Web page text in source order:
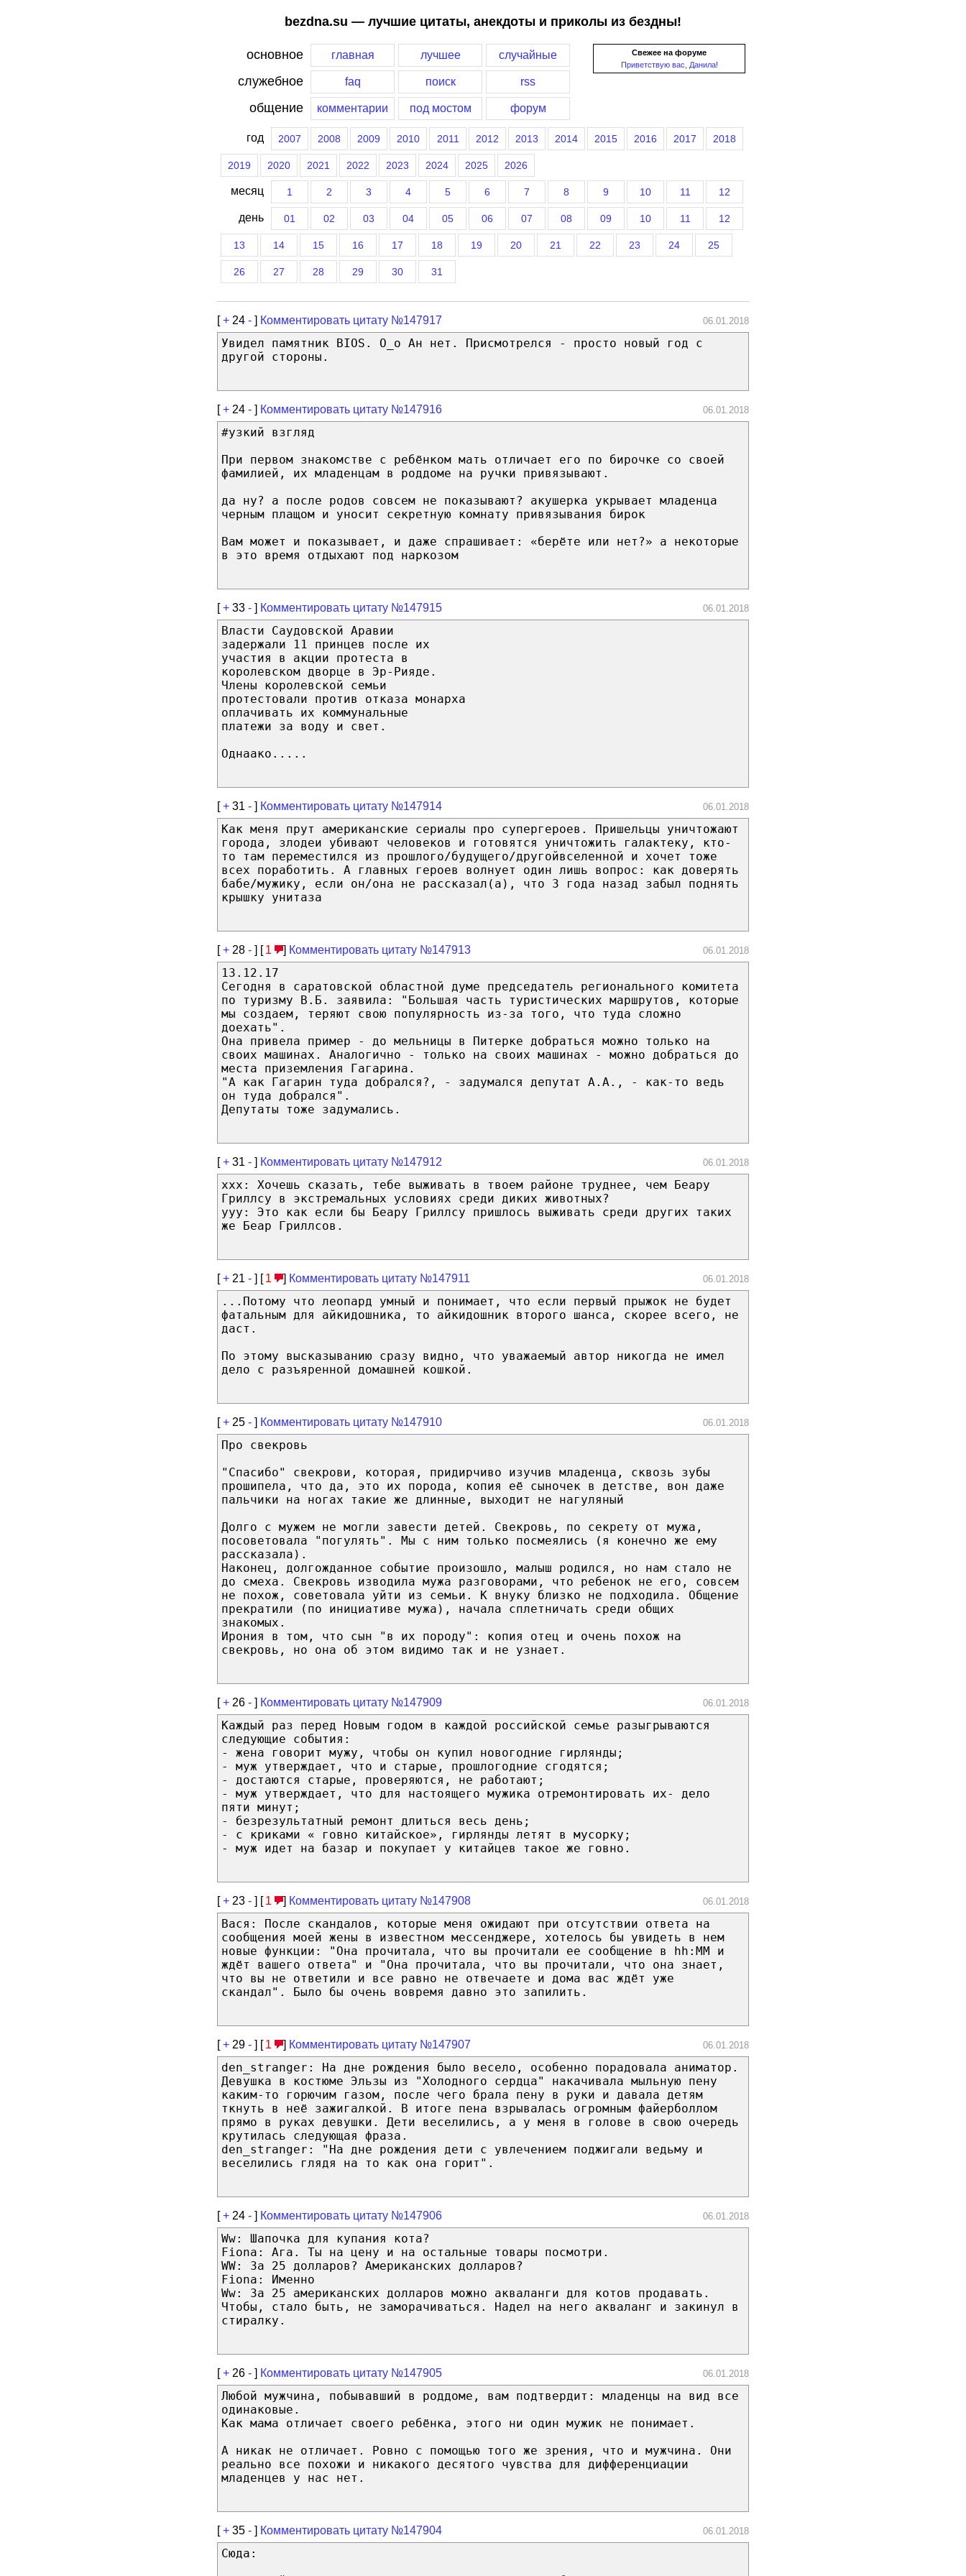
bezdna.su — лучшие цитаты, анекдоты и приколы из бездны!
Свежее на форуме
Приветствую вас, Данила!
основное главная лучшее случайные
служебное faq поиск rss
общение комментарии под мостом форум
год 2007 2008 2009 2010 2011 2012 2013 2014 2015 2016 2017 2018
2019 2020 2021 2022 2023 2024 2025 2026
месяц 1 2 3 4 5 6 7 8 9 10 11 12
день 01 02 03 04 05 06 07 08 09 10 11 12
13 14 15 16 17 18 19 20 21 22 23 24 25
26 27 28 29 30 31
[+ 24 - ] Комментировать цитату №147917 06.01.2018
Увидел памятник BIOS. О_о Ан нет. Присмотрелся - просто новый год с
другой стороны.
[+ 24 - ] Комментировать цитату №147916 06.01.2018
#узкий взгляд
При первом знакомстве c ребёнком мать отличает его по бирочке со своей
фамилией, их младенцам в роддоме на ручки привязывают.
да ну? а после родов совсем не показывают? акушерка укрывает младенца
черным плащом и уносит секретную комнату привязывания бирок
Вам может и показывает, и даже спрашивает: «берёте или нет?» а некоторые
в это время отдыхают под наркозом
[+ 33 - ] Комментировать цитату №147915 06.01.2018
Власти Саудовской Аравии
задержали 11 принцев после их
участия в акции протеста в
королевском дворце в Эр-Рияде.
Члены королевской семьи
протестовали против отказа монарха
оплачивать их коммунальные
платежи за воду и свет.
Однаако.....
[+ 31 - ] Комментировать цитату №147914 06.01.2018
Как меня прут американские сериалы про супергероев. Пришельцы уничтожают
города, злодеи убивают человеков и готовятся уничтожить галактеку, кто-
то там переместился из прошлого/будущего/другойвселенной и хочет тоже
всех поработить. А главных героев волнует один лишь вопрос: как доверять
бабе/мужику, если он/она не рассказал(а), что 3 года назад забыл поднять
крышку унитаза
[+ 28 - ] [ 1 ] Комментировать цитату №147913 06.01.2018
13.12.17
Сегодня в саратовской областной думе председатель регионального комитета
по туризму В.Б. заявила: "Большая часть туристических маршрутов, которые
мы создаем, теряют свою популярность из-за того, что туда сложно
доехать".
Она привела пример - до мельницы в Питерке добраться можно только на
своих машинах. Аналогично - только на своих машинах - можно добраться до
места приземления Гагарина.
"А как Гагарин туда добрался?, - задумался депутат А.А., - как-то ведь
он туда добрался".
Депутаты тоже задумались.
[+ 31 - ] Комментировать цитату №147912 06.01.2018
xxx: Хочешь сказать, тебе выживать в твоем районе труднее, чем Беару
Гриллсу в экстремальных условиях среди диких животных?
yyy: Это как если бы Беару Гриллсу пришлось выживать среди других таких
же Беар Гриллсов.
[+ 21 - ] [ 1 ] Комментировать цитату №147911 06.01.2018
...Потому что леопард умный и понимает, что если первый прыжок не будет
фатальным для айкидошника, то айкидошник второго шанса, скорее всего, не
даст.
По этому высказыванию сразу видно, что уважаемый автор никогда не имел
дело с разъяренной домашней кошкой.
[+ 25 - ] Комментировать цитату №147910 06.01.2018
Про свекровь
"Спасибо" свекрови, которая, придирчиво изучив младенца, сквозь зубы
прошипела, что да, это их порода, копия её сыночек в детстве, вон даже
пальчики на ногах такие же длинные, выходит не нагуляный
Долго с мужем не могли завести детей. Свекровь, по секрету от мужа,
посоветовала "погулять". Мы с ним только посмеялись (я конечно же ему
рассказала).
Наконец, долгожданное событие произошло, малыш родился, но нам стало не
до смеха. Свекровь изводила мужа разговорами, что ребенок не его, совсем
не похож, советовала уйти из семьи. К внуку близко не подходила. Общение
прекратили (по инициативе мужа), начала сплетничать среди общих
знакомых.
Ирония в том, что сын "в их породу": копия отец и очень похож на
свекровь, но она об этом видимо так и не узнает.
[+ 26 - ] Комментировать цитату №147909 06.01.2018
Каждый раз перед Новым годом в каждой российской семье разыгрываются
следующие события:
- жена говорит мужу, чтобы он купил новогодние гирлянды;
- муж утверждает, что и старые, прошлогодние сгодятся;
- достаются старые, проверяются, не работают;
- муж утверждает, что для настоящего мужика отремонтировать их- дело
пяти минут;
- безрезультатный ремонт длиться весь день;
- с криками « говно китайское», гирлянды летят в мусорку;
- муж идет на базар и покупает у китайцев такое же говно.
[+ 23 - ] [ 1 ] Комментировать цитату №147908 06.01.2018
Вася: После скандалов, которые меня ожидают при отсутствии ответа на
сообщения моей жены в известном мессенджере, хотелось бы увидеть в нем
новые функции: "Она прочитала, что вы прочитали ее сообщение в hh:MM и
ждёт вашего ответа" и "Она прочитала, что вы прочитали, что она знает,
что вы не ответили и все равно не отвечаете и дома вас ждёт уже
скандал". Было бы очень вовремя давно это запилить.
[+ 29 - ] [ 1 ] Комментировать цитату №147907 06.01.2018
den_stranger: На дне рождения было весело, особенно порадовала аниматор.
Девушка в костюме Эльзы из "Холодного сердца" накачивала мыльную пену
каким-то горючим газом, после чего брала пену в руки и давала детям
ткнуть в неё зажигалкой. В итоге пена взрывалась огромным файерболлом
прямо в руках девушки. Дети веселились, а у меня в голове в свою очередь
крутилась следующая фраза.
den_stranger: "На дне рождения дети с увлечением поджигали ведьму и
веселились глядя на то как она горит".
[+ 24 - ] Комментировать цитату №147906 06.01.2018
Ww: Шапочка для купания кота?
Fiona: Ага. Ты на цену и на остальные товары посмотри.
WW: За 25 долларов? Американских долларов?
Fiona: Именно
Ww: За 25 американских долларов можно акваланги для котов продавать.
Чтобы, стало быть, не заморачиваться. Надел на него акваланг и закинул в
стиралку.
[+ 26 - ] Комментировать цитату №147905 06.01.2018
Любой мужчина, побывавший в роддоме, вам подтвердит: младенцы на вид все
одинаковые.
Как мама отличает своего ребёнка, этого ни один мужик не понимает.
А никак не отличает. Ровно с помощью того же зрения, что и мужчина. Они
реально все похожи и никакого десятого чувства для дифференциации
младенцев у нас нет.
[+ 35 - ] Комментировать цитату №147904 06.01.2018
Сюда: